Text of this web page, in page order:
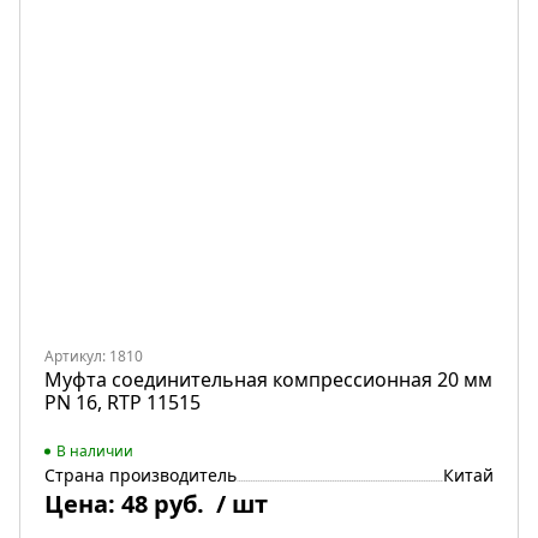
Артикул: 1810
Муфта соединительная компрессионная 20 мм
PN 16, RTP 11515
В наличии
Страна производитель Китай
Цена: 48 руб. / шт